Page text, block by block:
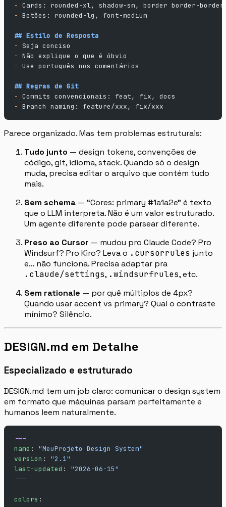
- Cards: rounded-xl, shadow-sm, border border-border
- Botões: rounded-lg, font-medium
## Estilo de Resposta
-
Seja conciso
- Não explique o que é óbvio
- Use português nos comentários
## Regras de Git
- Commits convencionais: feat, fix, docs
- Branch naming: feature/xxx, fix/xxx
Parece organizado. Mas tem problemas estruturais:
Tudo junto — design tokens, convenções de
código, git, idioma, stack. Quando só o design
muda, precisa editar o arquivo que contém tudo
mais.
Sem schema — “Cores: primary #1a1a2e” é texto
que o LLM interpreta. Não é um valor estruturado.
Um agente diferente pode parsear diferente.
Preso ao Cursor — mudou pro Claude Code? Pro
Windsurf? Pro Kiro? Leva o .cursorrules junto
e… não funciona. Precisa adaptar pra
.claude/settings, .windsurfrules, etc.
Sem rationale — por quê múltiplos de 4px?
Quando usar accent vs primary? Qual o contraste
mínimo? Silêncio.
DESIGN.md em Detalhe
Especializado e estruturado
DESIGN.md tem um job claro: comunicar o design system
em formato que máquinas parsam perfeitamente e
humanos leem naturalmente.
---
name : "MeuProjeto Design System"
version : "2.1"
last-updated : "2026-06-15"
---
colors :